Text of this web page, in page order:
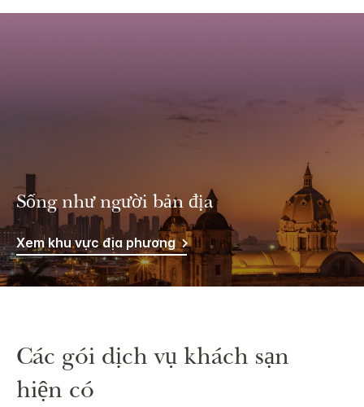
Sống như người bản địa
Xem khu vực địa phương
Các gói dịch vụ khách sạn
hiện có